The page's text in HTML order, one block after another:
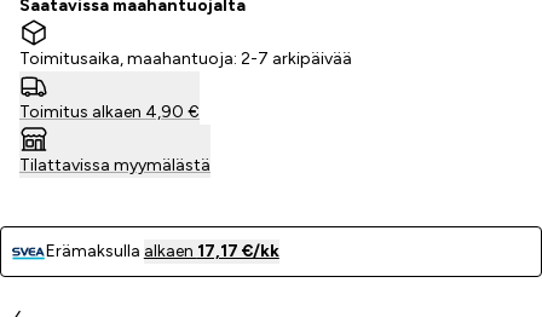
Saatavissa maahantuojalta
Toimitusaika, maahantuoja: 2-7 arkipäivää
Toimitus alkaen 4,90 €
Tilattavissa myymälästä
Erämaksulla alkaen 17,17 €/kk